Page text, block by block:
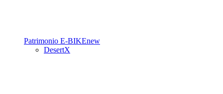
Patrimonio E-BIKEnew
DesertX